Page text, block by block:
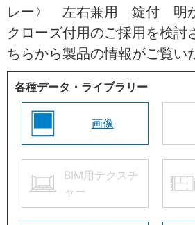
レー〉 左右兼用 錠付 明
クローズ付用のご採用を検討
ちらから製品の情報がご覧い
各種データ・ライブラリー
画像
BIM用テクスチ
ャー